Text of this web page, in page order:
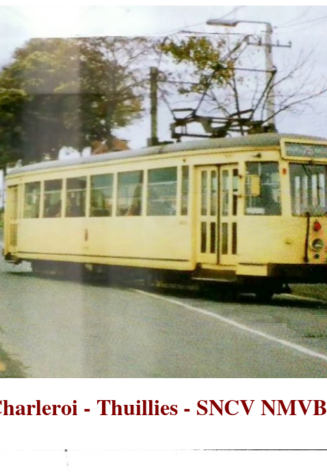
- Thuillies - SNCV NMVB